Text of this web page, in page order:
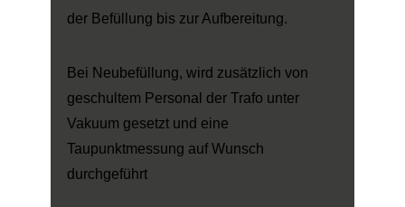
der Befüllung bis zur Aufbereitung.
Bei Neubefüllung, wird zusätzlich von
geschultem Personal der Trafo unter
Vakuum gesetzt und eine
Taupunktmessung auf Wunsch
durchgeführt